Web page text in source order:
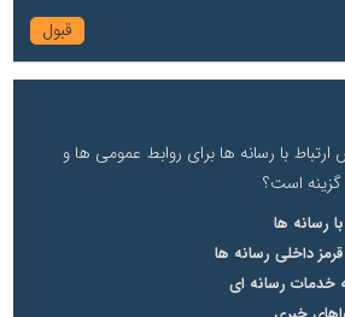
با رسانه ها برای روابط عمومی ها و
است؟
رسانه ها
داخلی رسانه ها
خدمات رسانه ای